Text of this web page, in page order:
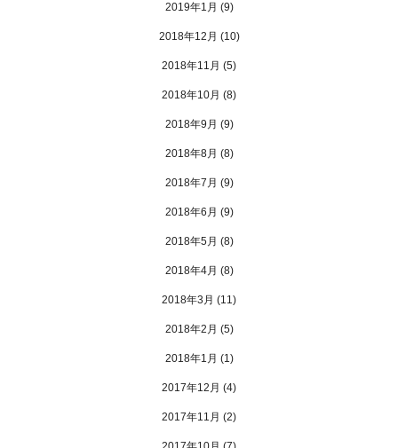
2019年1月 (9)
2018年12月 (10)
2018年11月 (5)
2018年10月 (8)
2018年9月 (9)
2018年8月 (8)
2018年7月 (9)
2018年6月 (9)
2018年5月 (8)
2018年4月 (8)
2018年3月 (11)
2018年2月 (5)
2018年1月 (1)
2017年12月 (4)
2017年11月 (2)